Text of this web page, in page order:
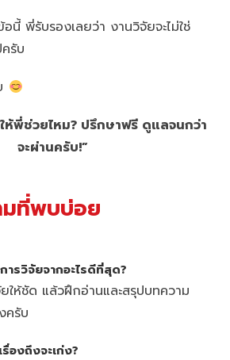
นี้ พี่รับรองเลยว่า งานวิจัยจะไม่ใช่
รับ
ห้พี่ช่วยไหม? ปรึกษาฟรี ดูแลจนกว่า
จะผ่านครับ!”
มที่พบบ่อย
รวิจัยจากอะไรดีที่สุด?
ให้ชัด แล้วฝึกอ่านและสรุปบทความ
ครับ
องถึงจะเก่ง?